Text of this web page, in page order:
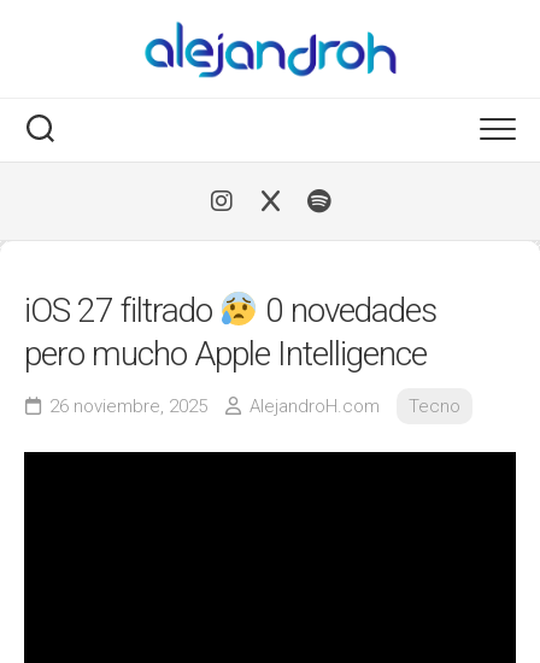
iOS 27 filtrado
0 novedades
pero mucho Apple Intelligence
26 noviembre, 2025 AlejandroH.com Tecno